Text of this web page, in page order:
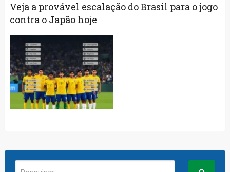
Veja a provável escalação do Brasil para o jogo
contra o Japão hoje